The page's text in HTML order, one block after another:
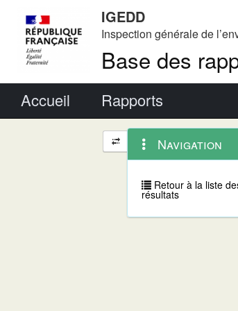
IGEDD
Inspection générale de
Base des
Accueil Rapports
Navigation
et
outils
annexes
contextuel
Navigation
Retour à la liste
résultats